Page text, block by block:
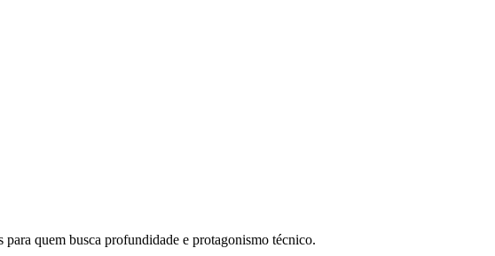
para quem busca profundidade e protagonismo técnico.